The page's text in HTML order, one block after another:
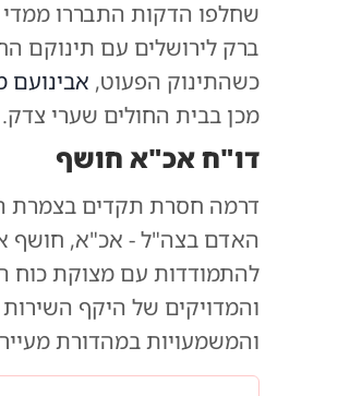
ברק לירושלים עם תינוקם
כשהתינוק הפעוט, אבינועם
מכן בבית החולים שערי
דו"ח אכ"א חושף
דרמה חסרת תקדים בצמרת
האדם בצה"ל - אכ"א, חושף
להתמודדות עם מצוקת כוח
והמדויקים של היקף
והמשמעויות במהדורת